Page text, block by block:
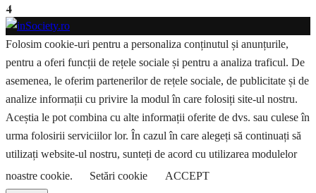
4
Folosim cookie-uri pentru a personaliza conținutul și anunțurile,
pentru a oferi funcții de rețele sociale și pentru a analiza traficul. De
asemenea, le oferim partenerilor de rețele sociale, de publicitate și de
analize informații cu privire la modul în care folosiți site-ul nostru.
Aceștia le pot combina cu alte informații oferite de dvs. sau culese în
urma folosirii serviciilor lor. În cazul în care alegeți să continuați să
utilizați website-ul nostru, sunteți de acord cu utilizarea modulelor
noastre cookie.
Setări cookie ACCEPT